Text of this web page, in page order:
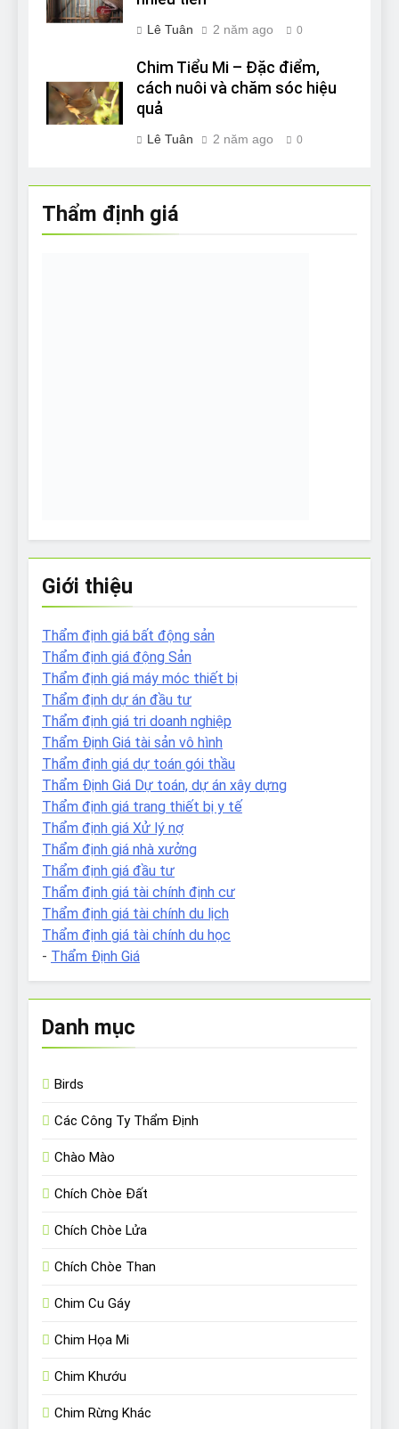
Lê Tuân 2 năm ago 0
Chim Tiểu Mi – Đặc điểm,
cách nuôi và chăm sóc hiệu
quả
Lê Tuân 2 năm ago 0
Thẩm định giá
Giới thiệu
Thẩm định giá bất động sản
Thẩm định giá động Sản
Thẩm định giá máy móc thiết bị
Thẩm định dự án đầu tư
Thẩm định giá tri doanh nghiệp
Thẩm Định Giá tài sản vô hình
Thẩm định giá dự toán gói thầu
Thẩm Định Giá Dự toán, dự án xây dựng
Thẩm định giá trang thiết bị y tế
Thẩm định giá Xử lý nợ
Thẩm định giá nhà xưởng
Thẩm định giá đầu tư
Thẩm định giá tài chính định cư
Thẩm định giá tài chính du lịch
Thẩm định giá tài chính du học
- Thẩm Định Giá
Danh mục
Birds
Các Công Ty Thẩm Định
Chào Mào
Chích Chòe Đất
Chích Chòe Lửa
Chích Chòe Than
Chim Cu Gáy
Chim Họa Mi
Chim Khướu
Chim Rừng Khác